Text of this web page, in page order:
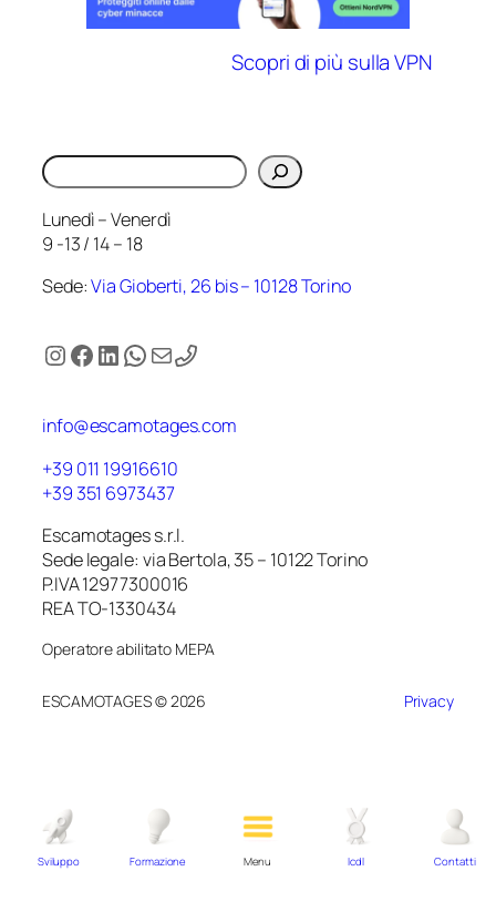
Sviluppo Formazione Menu Icdl Contatti
Scopri di più sulla VPN
Cerca
Lunedì – Venerdì
9 -13 / 14 – 18
Sede:Via Gioberti, 26 bis – 10128 Torino
Instagram
Facebook
LinkedIn
WhatsApp
Email
info@escamotages.com
+39 011 19916610
+39 351 6973437
Escamotages s.r.l.
Sede legale: via Bertola, 35 – 10122 Torino
P.IVA 12977300016
REA TO-1330434
Operatore abilitato MEPA
ESCAMOTAGES © 2026 Privacy